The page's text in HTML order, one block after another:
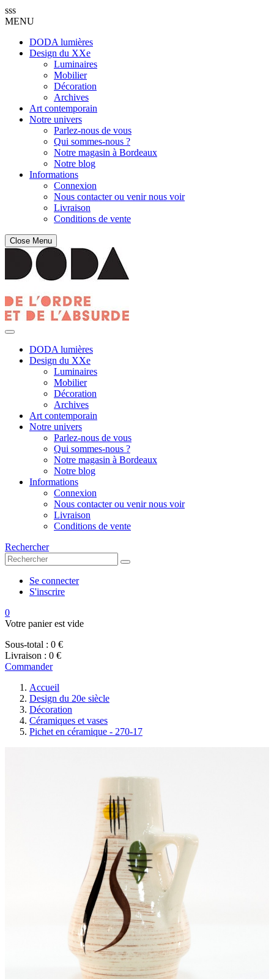
sss
MENU
DODA lumières
Design du XXe
Luminaires
Mobilier
Décoration
Archives
Art contemporain
Notre univers
Parlez-nous de vous
Qui sommes-nous ?
Notre magasin à Bordeaux
Notre blog
Informations
Connexion
Nous contacter ou venir nous voir
Livraison
Conditions de vente
Close Menu
DODA lumières
Design du XXe
Luminaires
Mobilier
Décoration
Archives
Art contemporain
Notre univers
Parlez-nous de vous
Qui sommes-nous ?
Notre magasin à Bordeaux
Notre blog
Informations
Connexion
Nous contacter ou venir nous voir
Livraison
Conditions de vente
Rechercher
Se connecter
S'inscrire
0
Votre panier est vide
Sous-total : 0 €
Livraison : 0 €
Commander
Accueil
Design du 20e siècle
Décoration
Céramiques et vases
Pichet en céramique - 270-17